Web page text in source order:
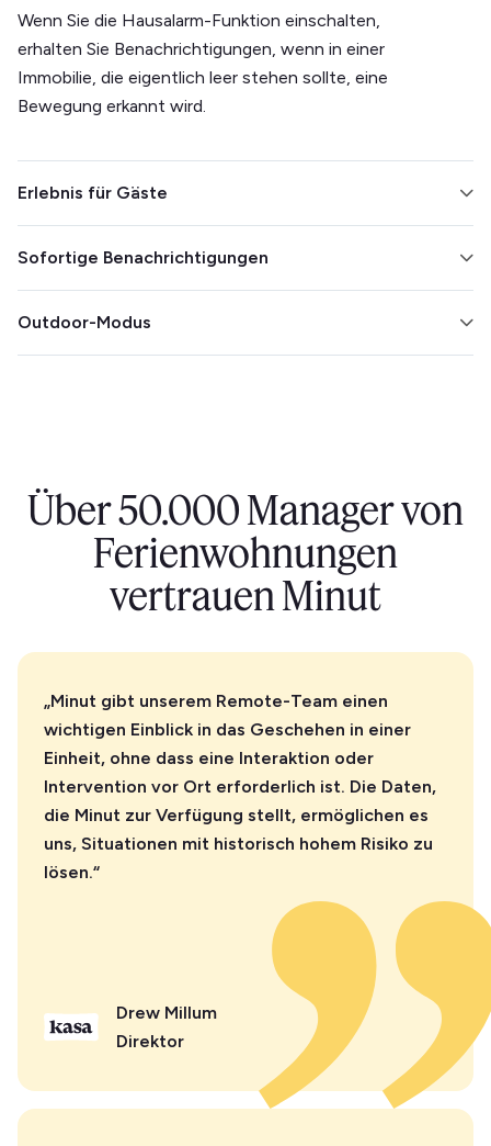
Wenn Sie die Hausalarm-Funktion einschalten,
erhalten Sie Benachrichtigungen, wenn in einer
Immobilie, die eigentlich leer stehen sollte, eine
Bewegung erkannt wird.
Erlebnis für Gäste
Auschecken zu vereinfachen. Verfolgen Sie das Klima,
um den Komfort Ihrer Gäste zu gewährleisten.
Sofortige Benachrichtigungen
Sie sofort eingreifen können.
Outdoor-Modus
Über 50.000 Manager von
Ferienwohnungen
vertrauen Minut
„Minut gibt unserem Remote-Team einen
wichtigen Einblick in das Geschehen in einer
Einheit, ohne dass eine Interaktion oder
Intervention vor Ort erforderlich ist. Die Daten,
die Minut zur Verfügung stellt, ermöglichen es
uns, Situationen mit historisch hohem Risiko zu
lösen.“
Drew Millum
Direktor